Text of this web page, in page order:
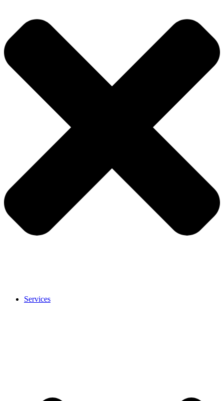
Services